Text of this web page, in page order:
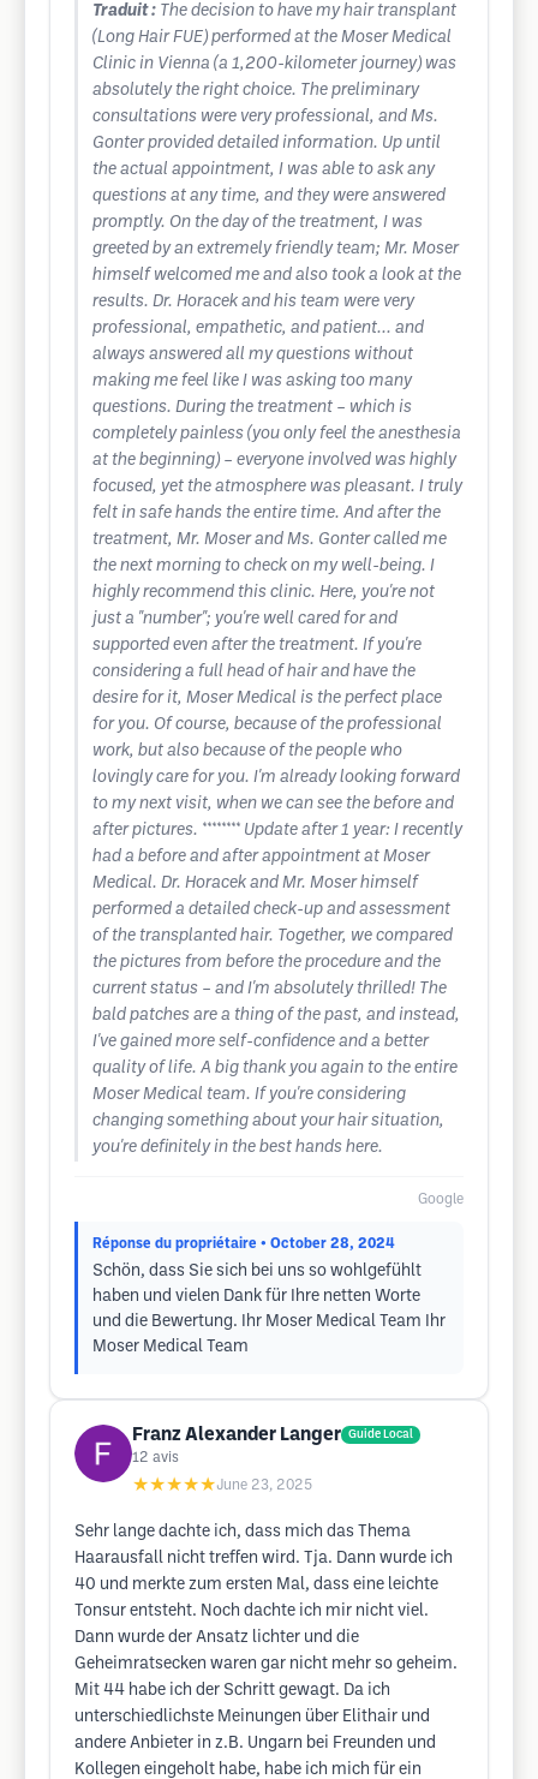
Traduit : The decision to have my hair transplant
(Long Hair FUE) performed at the Moser Medical
Clinic in Vienna (a 1,200-kilometer journey) was
absolutely the right choice. The preliminary
consultations were very professional, and Ms.
Gonter provided detailed information. Up until
the actual appointment, I was able to ask any
questions at any time, and they were answered
promptly. On the day of the treatment, I was
greeted by an extremely friendly team; Mr. Moser
himself welcomed me and also took a look at the
results. Dr. Horacek and his team were very
professional, empathetic, and patient... and
always answered all my questions without
making me feel like I was asking too many
questions. During the treatment – ​​which is
completely painless (you only feel the anesthesia
at the beginning) – everyone involved was highly
focused, yet the atmosphere was pleasant. I truly
felt in safe hands the entire time. And after the
treatment, Mr. Moser and Ms. Gonter called me
the next morning to check on my well-being. I
highly recommend this clinic. Here, you're not
just a "number"; you're well cared for and
supported even after the treatment. If you're
considering a full head of hair and have the
desire for it, Moser Medical is the perfect place
for you. Of course, because of the professional
work, but also because of the people who
lovingly care for you. I'm already looking forward
to my next visit, when we can see the before and
after pictures. ******** Update after 1 year: I recently
had a before and after appointment at Moser
Medical. Dr. Horacek and Mr. Moser himself
performed a detailed check-up and assessment
of the transplanted hair. Together, we compared
the pictures from before the procedure and the
current status – and I'm absolutely thrilled! The
bald patches are a thing of the past, and instead,
I've gained more self-confidence and a better
quality of life. A big thank you again to the entire
Moser Medical team. If you're considering
changing something about your hair situation,
you're definitely in the best hands here.
Google
Réponse du propriétaire • October 28, 2024
Schön, dass Sie sich bei uns so wohlgefühlt
haben und vielen Dank für Ihre netten Worte
und die Bewertung. Ihr Moser Medical Team Ihr
Moser Medical Team
Franz Alexander Langer Guide Local
12 avis
★★★★★June 23, 2025
Sehr lange dachte ich, dass mich das Thema
Haarausfall nicht treffen wird. Tja. Dann wurde ich
40 und merkte zum ersten Mal, dass eine leichte
Tonsur entsteht. Noch dachte ich mir nicht viel.
Dann wurde der Ansatz lichter und die
Geheimratsecken waren gar nicht mehr so geheim.
Mit 44 habe ich der Schritt gewagt. Da ich
unterschiedlichste Meinungen über Elithair und
andere Anbieter in z.B. Ungarn bei Freunden und
Kollegen eingeholt habe, habe ich mich für ein